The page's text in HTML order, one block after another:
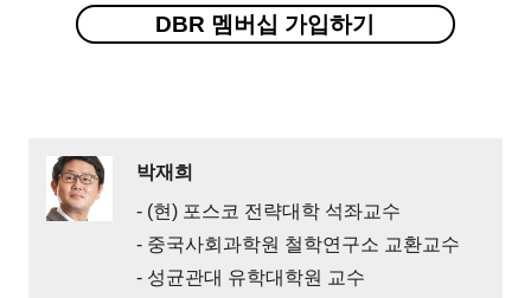
DBR 멤버십 가입하기
박재희
- (현) 포스코 전략대학 석좌교수
- 중국사회과학원 철학연구소 교환교수
- 성균관대 유학대학원 교수